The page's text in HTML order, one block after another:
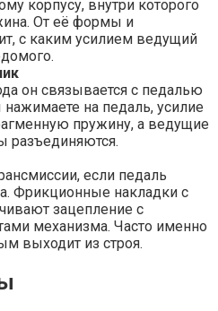
корпусу, внутри которого
От её формы и
с каким усилием ведущий
он связывается с педалью
на педаль, усилие
пружину, а ведущие
разъединяются.
если педаль
Фрикционные накладки с
зацепление с
механизма. Часто именно
выходит из строя.